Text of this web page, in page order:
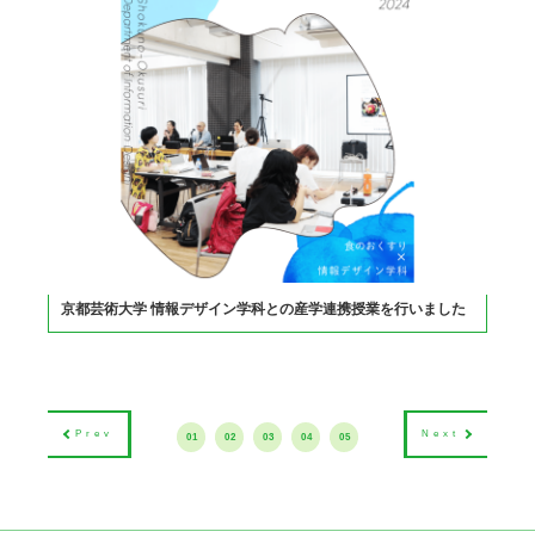
京都芸術大学 情報デザイン学科との産学連携授業を行いました
Prev 01 02 03 04 05 Next